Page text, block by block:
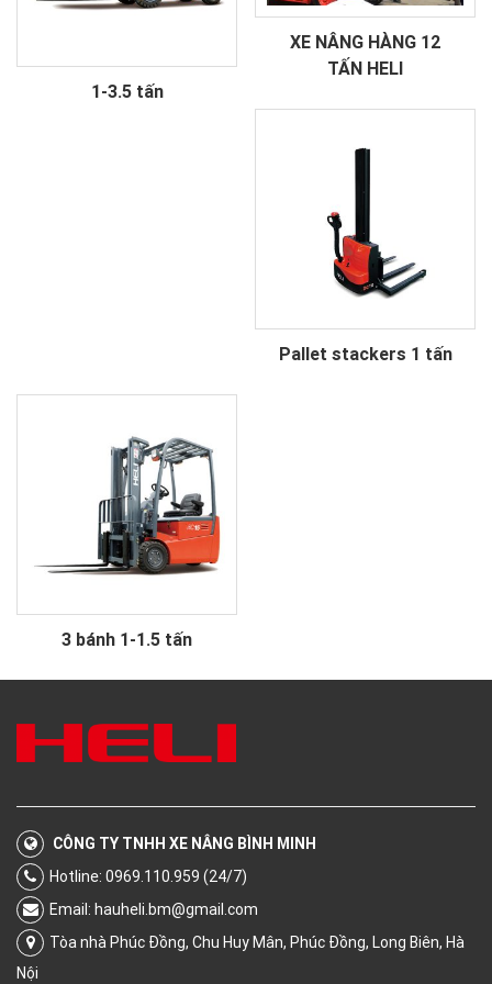
1-3.5 tấn
XE NÂNG HÀNG 12
TẤN HELI
Pallet stackers 1 tấn
3 bánh 1-1.5 tấn
CÔNG TY TNHH XE NÂNG BÌNH MINH
Hotline: 0969.110.959 (24/7)
Email: hauheli.bm@gmail.com
Tòa nhà Phúc Đồng, Chu Huy Mân, Phúc Đồng, Long Biên, Hà
Nội